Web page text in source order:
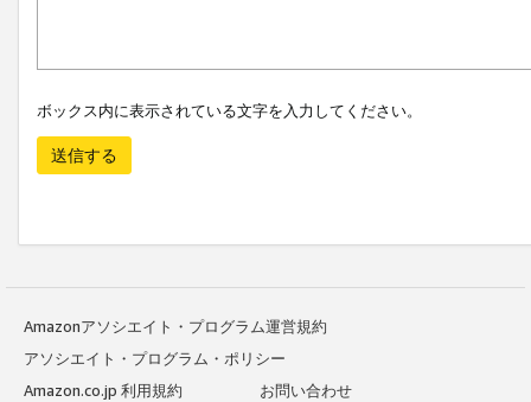
ボックス内に表示されている文字を入力してください。
送信する
Amazonアソシエイト・プログラム運営規約
アソシエイト・プログラム・ポリシー
Amazon.co.jp 利用規約
お問い合わせ